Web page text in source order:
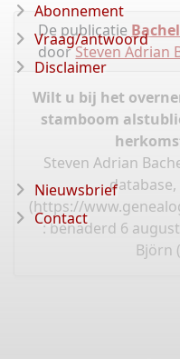
De publicatie
doorSteven Adrian
Wilt u bij het
stamboom
Steven Adrian
database,
(https://
: benaderd 6
Björn
Abonnement
Vraag/antwoord
Disclaimer
Nieuwsbrief
Contact